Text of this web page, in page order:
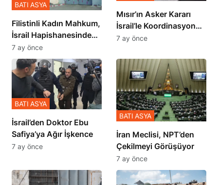
Filistinli Kadın Mahkum,
İsrail Hapishanesindeki
Zulmü Anlattı
BATI ASYA
7 ay önce
Mısır’ın Asker Kararı
İsrail’le Koordinasyon
İçinde Gerçekleşmiş
7 ay önce
İsrail’den Doktor Ebu
Safiya’ya Ağır İşkence
BATI ASYA
7 ay önce
İran Meclisi, NPT’den
Çekilmeyi Görüşüyor
BATI ASYA
7 ay önce